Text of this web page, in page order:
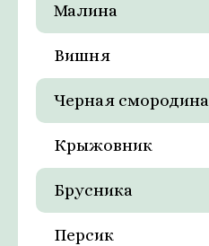
Малина
Вишня
Черная смородина
Крыжовник
Брусника
Персик